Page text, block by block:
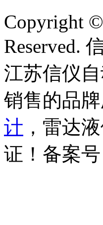
Copyright
Reserved.
江苏信仪
销售的品
计 ，雷达
证！备案号